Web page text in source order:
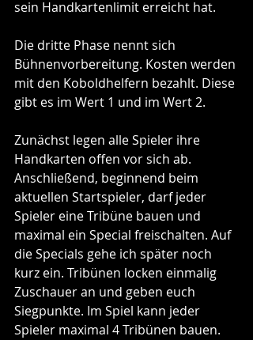
sein Handkartenlimit erreicht hat.
Die dritte Phase nennt sich
Bühnenvorbereitung. Kosten werden
mit den Koboldhelfern bezahlt. Diese
gibt es im Wert 1 und im Wert 2.
Zunächst legen alle Spieler ihre
Handkarten offen vor sich ab.
Anschließend, beginnend beim
aktuellen Startspieler, darf jeder
Spieler eine Tribüne bauen und
maximal ein Special freischalten. Auf
die Specials gehe ich später noch
kurz ein. Tribünen locken einmalig
Zuschauer an und geben euch
Siegpunkte. Im Spiel kann jeder
Spieler maximal 4 Tribünen bauen.